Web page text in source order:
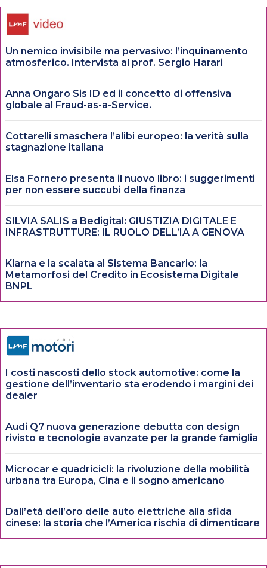
Un nemico invisibile ma pervasivo: l’inquinamento
atmosferico. Intervista al prof. Sergio Harari
Anna Ongaro Sis ID ed il concetto di offensiva
globale al Fraud-as-a-Service.
Cottarelli smaschera l’alibi europeo: la verità sulla
stagnazione italiana
Elsa Fornero presenta il nuovo libro: i suggerimenti
per non essere succubi della finanza
SILVIA SALIS a Bedigital: GIUSTIZIA DIGITALE E
INFRASTRUTTURE: IL RUOLO DELL’IA A GENOVA
Klarna e la scalata al Sistema Bancario: la
Metamorfosi del Credito in Ecosistema Digitale
BNPL
I costi nascosti dello stock automotive: come la
gestione dell’inventario sta erodendo i margini dei
dealer
Audi Q7 nuova generazione debutta con design
rivisto e tecnologie avanzate per la grande famiglia
Microcar e quadricicli: la rivoluzione della mobilità
urbana tra Europa, Cina e il sogno americano
Dall’età dell’oro delle auto elettriche alla sfida
cinese: la storia che l’America rischia di dimenticare